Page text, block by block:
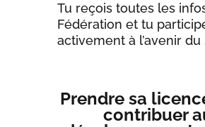
Tu reçois toutes les
Fédération et tu
activement à l’avenir du
Prendre sa
contribuer